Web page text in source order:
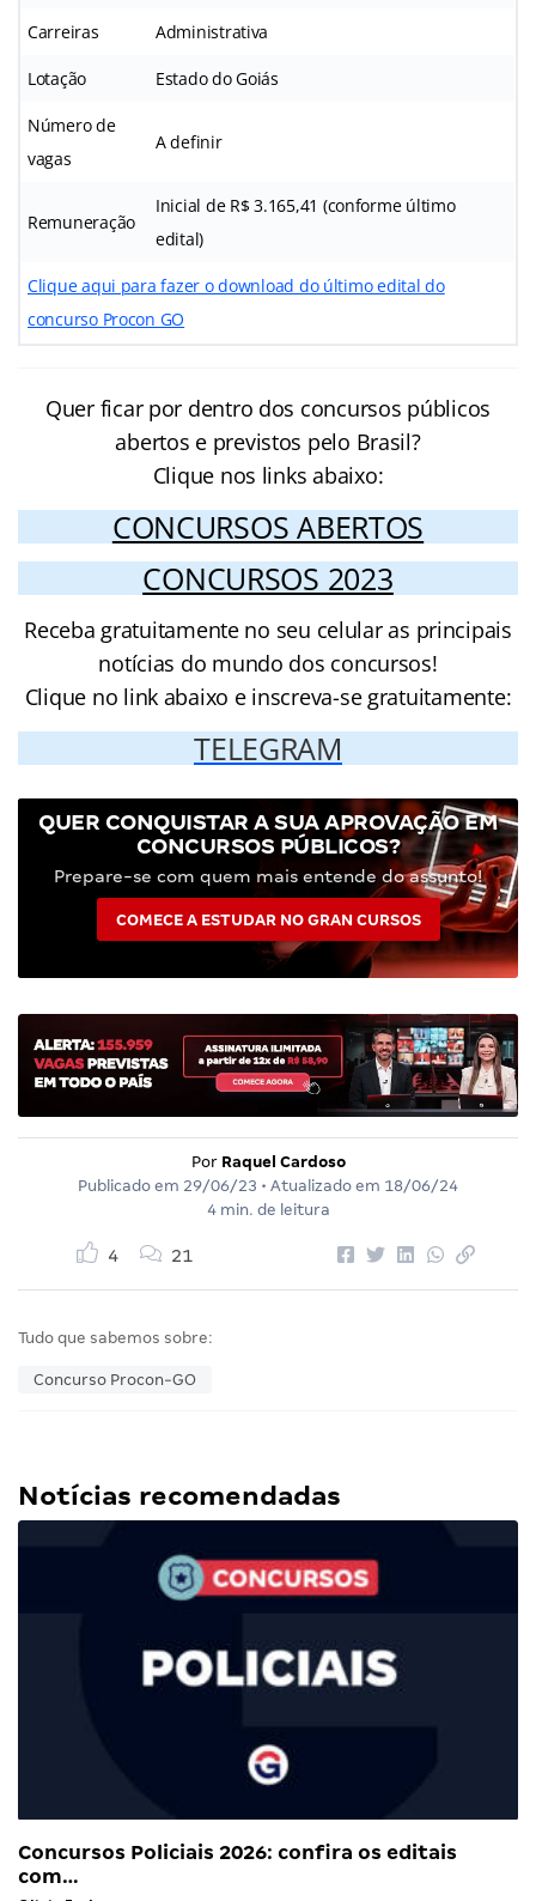
Carreiras Administrativa
Lotação Estado do Goiás
Número de
vagas
A definir
Remuneração
Inicial de R$ 3.165,41 (conforme último
edital)
Clique aqui para fazer o download do último edital do
concurso Procon GO
Quer ficar por dentro dos concursos públicos
abertos e previstos pelo Brasil?
Clique nos links abaixo:
CONCURSOS ABERTOS
CONCURSOS 2023
Receba gratuitamente no seu celular as principais
notícias do mundo dos concursos!
Clique no link abaixo e inscreva-se gratuitamente:
TELEGRAM
QUER CONQUISTAR A SUA APROVAÇÃO EM
CONCURSOS PÚBLICOS?
Prepare-se com quem mais entende do assunto!
COMECE A ESTUDAR NO GRAN CURSOS
Por Raquel Cardoso
Publicado em 29/06/23 • Atualizado em 18/06/24
4 min. de leitura
4 21
Tudo que sabemos sobre:
Concurso Procon-GO
Notícias recomendadas
Concursos Policiais 2026: confira os editais
com…